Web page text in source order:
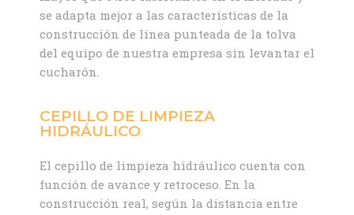
se adapta mejor a las características de la
construcción de línea punteada de la tolva
del equipo de nuestra empresa sin levantar el
cucharón.
CEPILLO DE LIMPIEZA
HIDRÁULICO
El cepillo de limpieza hidráulico cuenta con
función de avance y retroceso. En la
construcción real, según la distancia entre